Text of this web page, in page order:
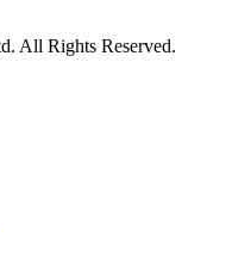
All Rights Reserved.